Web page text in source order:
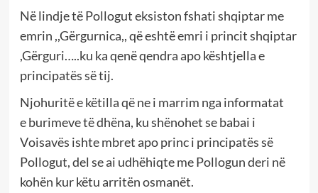
Në lindje të Pollogut eksiston fshati shqiptar me
emrin ,,Gërgurnica,, që eshtë emri i princit shqiptar
,Gërguri…..ku ka qenë qendra apo kështjella e
principatës së tij.
Njohuritë e këtillaqë ne i marrim nga informatat
e burimeve të dhëna, ku shënohet se babai i
Voisavës ishte mbret apo princ i principatës së
Pollogut, del seai udhëhiqte me Pollogunderi në
kohën kur këtu arritën osmanët.